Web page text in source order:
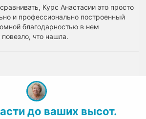
Курс Анастасии это просто
и профессионально построенный
благодарностью в нем
что нашла.
до ваших высот.